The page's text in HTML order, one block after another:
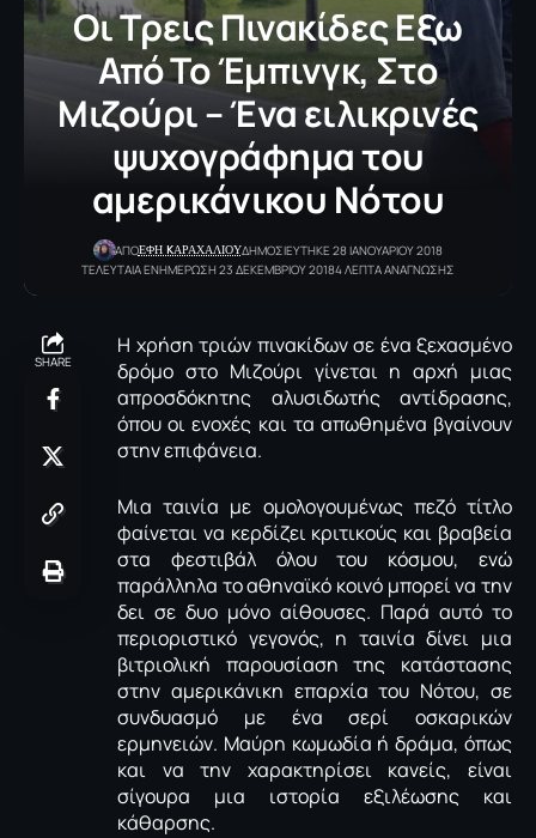
Οι Tρεις Πινακίδες Εξω
Από Το Έμπινγκ, Στο
Μιζούρι – Ένα ειλικρινές
ψυχογράφημα του
αμερικάνικου Νότου
ΑΠΟΕΦΗ KΑΡΑΧΑΛΙΟΥΔΗΜΟΣΙΕΥΤΗΚΕ 28 ΙΑΝΟΥΑΡΙΟΥ 2018
ΤΕΛΕΥΤΑΙΑ ΕΝΗΜΕΡΩΣΗ 23 ΔΕΚΕΜΒΡΙΟΥ 20184 ΛΕΠΤΑ ΑΝΑΓΝΩΣΗΣ
SHARE
Η χρήση τριών πινακίδων σε ένα ξεχασμένο
δρόμο στο Μιζούρι γίνεται η αρχή μιας
απροσδόκητης αλυσιδωτής αντίδρασης,
όπου οι ενοχές και τα απωθημένα βγαίνουν
στην επιφάνεια.
Μια ταινία με ομολογουμένως πεζό τίτλο
φαίνεται να κερδίζει κριτικούς και βραβεία
στα φεστιβάλ όλου του κόσμου, ενώ
παράλληλα το αθηναϊκό κοινό μπορεί να την
δει σε δυο μόνο αίθουσες. Παρά αυτό το
περιοριστικό γεγονός, η ταινία δίνει μια
βιτριολική παρουσίαση της κατάστασης
στην αμερικάνικη επαρχία του Νότου, σε
συνδυασμό με ένα σερί οσκαρικών
ερμηνειών. Μαύρη κωμωδία ή δράμα, όπως
και να την χαρακτηρίσει κανείς, είναι
σίγουρα μια ιστορία εξιλέωσης και
κάθαρσης.